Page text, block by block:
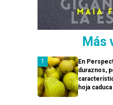
Más
En
duraznos,
hoja